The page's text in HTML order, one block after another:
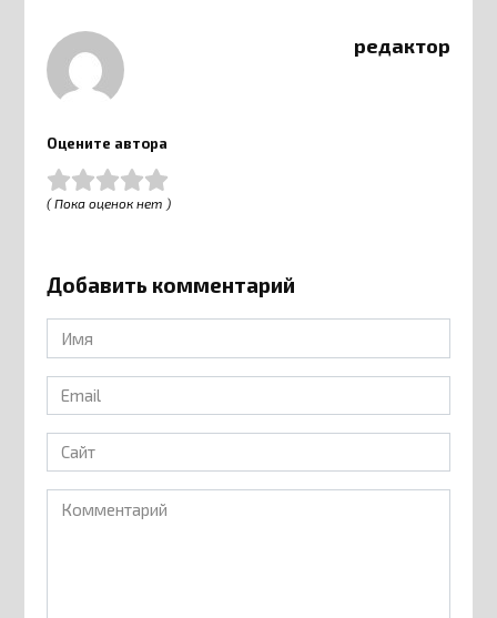
редактор
Оцените автора
( Пока оценок нет )
Добавить комментарий
Имя
*
Email
*
Сайт
Комментарий